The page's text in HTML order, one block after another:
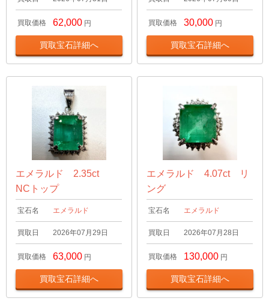
買取価格 62,000 円
買取宝石詳細へ
買取価格 30,000 円
買取宝石詳細へ
エメラルド 2.35ct
NCトップ
宝石名 エメラルド
買取日 2026年07月29日
買取価格 63,000 円
買取宝石詳細へ
エメラルド 4.07ct リ
ング
宝石名 エメラルド
買取日 2026年07月28日
買取価格 130,000 円
買取宝石詳細へ